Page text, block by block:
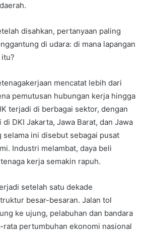
disahkan, pertanyaan paling
di udara: di mana lapangan
mencatat lebih dari
pemutusan hubungan kerja hingga
terjadi di berbagai sektor, dengan
DKI Jakarta, Jawa Barat, dan Jawa
ini disebut sebagai pusat
Industri melambat, daya beli
kerja semakin rapuh.
setelah satu dekade
besar-besaran. Jalan tol
ke ujung, pelabuhan dan bandara
pertumbuhan ekonomi nasional